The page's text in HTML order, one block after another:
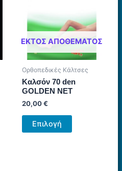
μπορούν
να
επιλεγούν
σελίδα
του
προϊόντος
ΕΚΤΌΣ ΑΠΟΘΈΜΑΤΟΣ
Ορθοπεδικές Κάλτσες
Καλσόν 70 den
GOLDEN NET
20,00€
Επιλογή
Αυτό
το